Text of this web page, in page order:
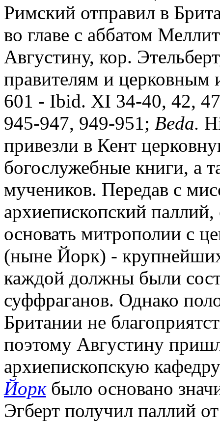
Римский отправил в
во главе с аббатом
Августину, кор.
правителям и церковным
601 - Ibid. XI 34-40, 42,
945-947, 949-951; Beda.
привезли в Кент
богослужебные книги, а
мучеников. Передав с
архиепископский
основать митрополии с
(ныне Йорк) -
каждой должны были
суффраганов. Однако
Британии не
поэтому Августину
архиепископскую
Йоркбыло основано
Эгберт получил паллий